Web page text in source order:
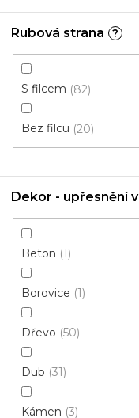
Rubová strana ?
S filcem 82
Bez filcu 20
Dekor - upřesnění
Beton 1
Borovice 1
Dřevo 50
Dub 31
Kámen 3
PVC podlaha
Skladem
350 Kč / m2
2 m